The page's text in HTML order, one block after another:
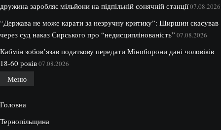
дружина заробляє мільйони на підпільній сонячній станції07.08.2026
“Держава не може карати за незручну критику”: Ширшин скасував
через суд наказ Сирського про “недисциплінованість” 07.08.2026
Кабмін зобовʼязав податкову передати Міноборони дані чоловіків
18-60 років07.08.2026
Меню
Головна
Тернопільщина